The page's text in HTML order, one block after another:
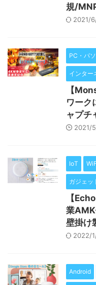
規/MNP
2021/
PC・パ
インター
【
ワーク
ャプチ
2021/
IoT
ガジェッ
【
業
壁掛け
2022/
Android